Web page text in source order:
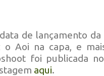
de lançamento da
o Aoi na capa, e
foi publicada
aqui.